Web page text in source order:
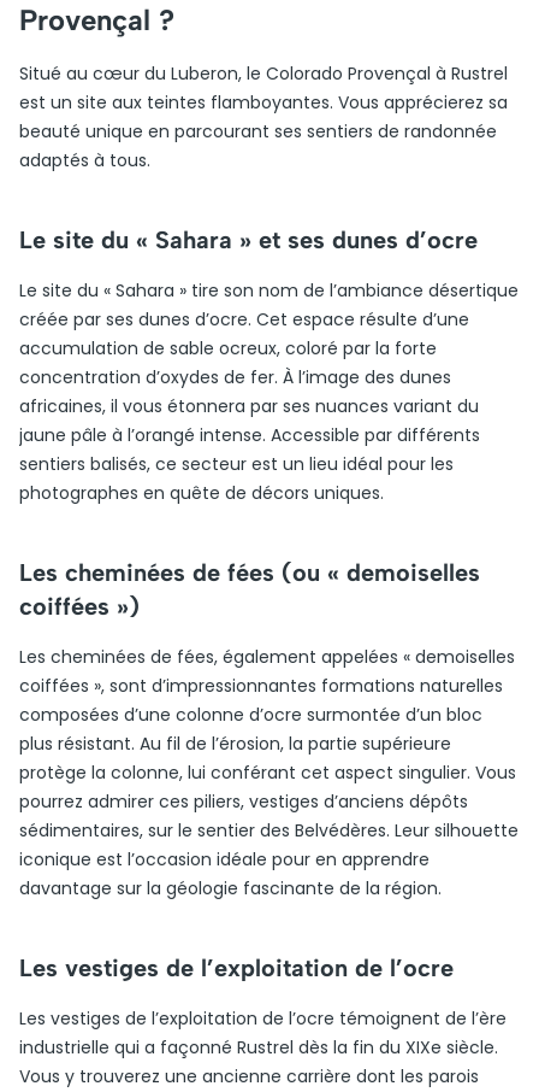
Provençal ?
Situé au cœur du Luberon, le Colorado Provençal à Rustrel
est un site aux teintes flamboyantes. Vous apprécierez sa
beauté unique en parcourant ses sentiers de randonnée
adaptés à tous.
Le site du « Sahara » et ses dunes d’ocre
Le site du « Sahara » tire son nom de l’ambiance désertique
créée par ses dunes d’ocre. Cet espace résulte d’une
accumulation de sable ocreux, coloré par la forte
concentration d’oxydes de fer. À l’image des dunes
africaines, il vous étonnera par ses nuances variant du
jaune pâle à l’orangé intense. Accessible par différents
sentiers balisés, ce secteur est un lieu idéal pour les
photographes en quête de décors uniques.
Les cheminées de fées (ou « demoiselles
coiffées »)
Les cheminées de fées, également appelées « demoiselles
coiffées », sont d’impressionnantes formations naturelles
composées d’une colonne d’ocre surmontée d’un bloc
plus résistant. Au fil de l’érosion, la partie supérieure
protège la colonne, lui conférant cet aspect singulier. Vous
pourrez admirer ces piliers, vestiges d’anciens dépôts
sédimentaires, sur le sentier des Belvédères. Leur silhouette
iconique est l’occasion idéale pour en apprendre
davantage sur la géologie fascinante de la région.
Les vestiges de l’exploitation de l’ocre
Les vestiges de l’exploitation de l’ocre témoignent de l’ère
industrielle qui a façonné Rustrel dès la fin du XIXe siècle.
Vous y trouverez une ancienne carrière dont les parois